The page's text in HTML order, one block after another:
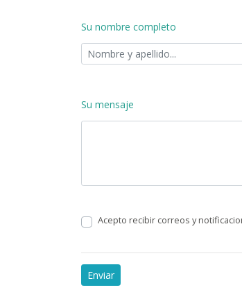
Su nombre completo
Su mensaje
Acepto recibir correos y